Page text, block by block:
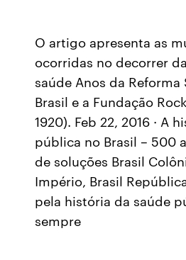
O artigo apresenta as
ocorridas no decorrer
saúde Anos da
Brasil e a Fundação
1920). Feb 22, 2016 · A
pública no Brasil – 500
de soluções Brasil
Império, Brasil
pela história da saúde
sempre